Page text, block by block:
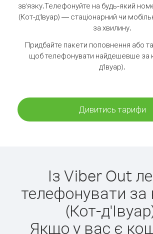
зв'язку.Телефонуйте на будь-який
(Кот-д'Івуар) — стаціонарний чи
за хвилину.
Придбайте пакети поповнення або
щоб телефонувати найдешевше за
д'Івуар).
Дивитись тарифи
Із Viber Out
телефонувати за
(Кот-
Якщо у вас є